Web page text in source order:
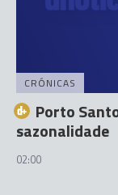
CRÓNICAS
Porto
sazonalidade
02:00